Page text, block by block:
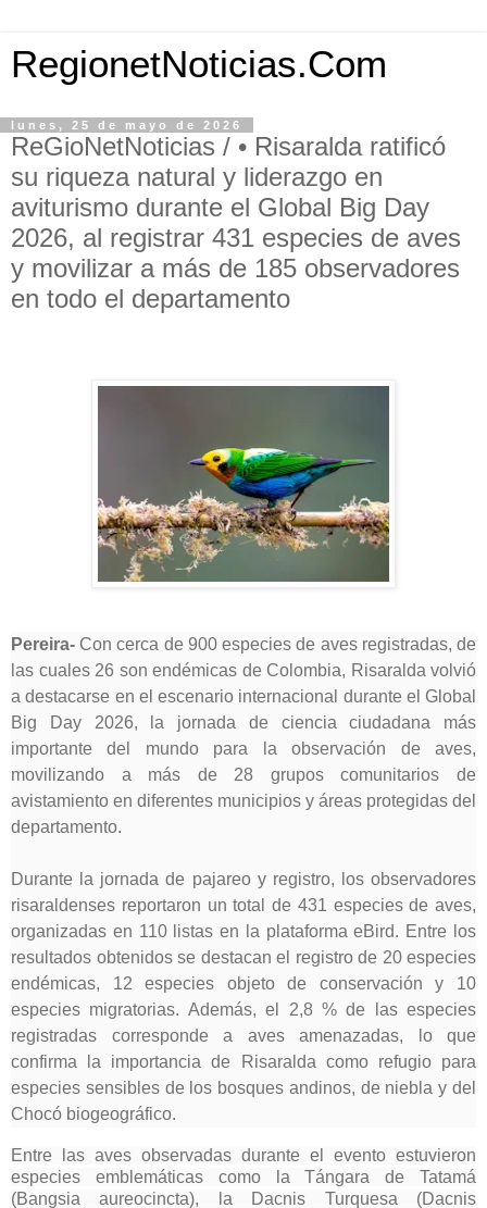
RegionetNoticias.Com
lunes, 25 de mayo de 2026
ReGioNetNoticias / • Risaralda ratificó
su riqueza natural y liderazgo en
aviturismo durante el Global Big Day
2026, al registrar 431 especies de aves
y movilizar a más de 185 observadores
en todo el departamento
Pereira- Con cerca de 900 especies de aves registradas, de
las cuales 26 son endémicas de Colombia, Risaralda volvió
a destacarse en el escenario internacional durante el Global
Big Day 2026, la jornada de ciencia ciudadana más
importante del mundo para la observación de aves,
movilizando a más de 28 grupos comunitarios de
avistamiento en diferentes municipios y áreas protegidas del
departamento.
Durante la jornada de pajareo y registro, los observadores
risaraldenses reportaron un total de 431 especies de aves,
organizadas en 110 listas en la plataforma eBird. Entre los
resultados obtenidos se destacan el registro de 20 especies
endémicas, 12 especies objeto de conservación y 10
especies migratorias. Además, el 2,8 % de las especies
registradas corresponde a aves amenazadas, lo que
confirma la importancia de Risaralda como refugio para
especies sensibles de los bosques andinos, de niebla y del
Chocó biogeográfico.
Entre las aves observadas durante el evento estuvieron
especies emblemáticas como la Tángara de Tatamá
(Bangsia aureocincta), la Dacnis Turquesa (Dacnis